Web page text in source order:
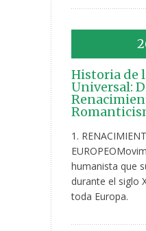
Historia de
Universal:
1.
humanista que
durante el siglo
toda Europa.